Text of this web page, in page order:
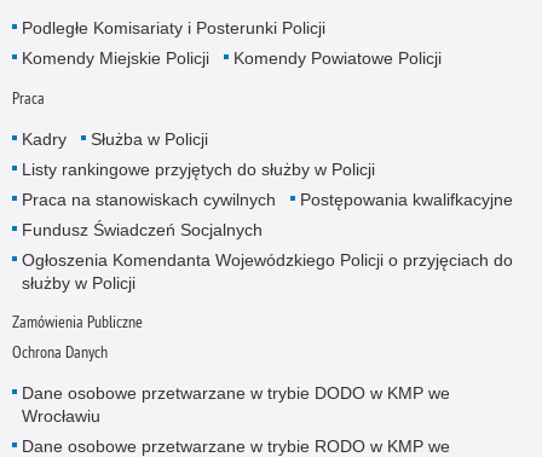
Podległe Komisariaty i Posterunki Policji
Komendy Miejskie Policji
Komendy Powiatowe Policji
Praca
Kadry
Służba w Policji
Listy rankingowe przyjętych do służby w Policji
Praca na stanowiskach cywilnych
Postępowania kwalifkacyjne
Fundusz Świadczeń Socjalnych
Ogłoszenia Komendanta Wojewódzkiego Policji o przyjęciach do
służby w Policji
Zamówienia Publiczne
Ochrona Danych
Dane osobowe przetwarzane w trybie DODO w KMP we
Wrocławiu
Dane osobowe przetwarzane w trybie RODO w KMP we